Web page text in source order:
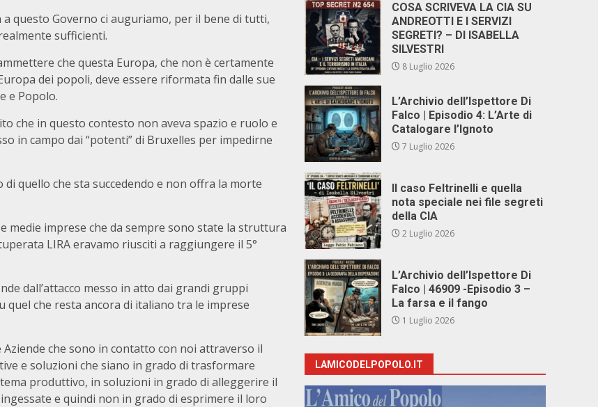
questo Governo ci auguriamo, per il bene di tutti,
sufficienti.
che questa Europa, che non è certamente
dei popoli, deve essere riformata fin dalle sue
e Popolo.
che in questo contesto non aveva spazio e ruolo e
in campo dai “potenti” di Bruxelles per impedirne
quello che sta succedendo e non offra la morte
medie imprese che da sempre sono state la struttura
LIRA eravamo riusciti a raggiungere il 5°
dall’attacco messo in atto dai grandi gruppi
che resta ancora di italiano tra le imprese
che sono in contatto con noi attraverso il
e soluzioni che siano in grado di trasformare
produttivo, in soluzioni in grado di alleggerire il
e quindi non in grado di esprimere il loro
COSA SCRIVEVA LA CIA SU
ANDREOTTI E I SERVIZI
SEGRETI? – DI ISABELLA
SILVESTRI
8 Luglio 2026
L’Archivio dell’Ispettore Di
Falco | Episodio 4: L’Arte di
Catalogare l’Ignoto
7 Luglio 2026
Il caso Feltrinelli e quella
nota speciale nei file segreti
della CIA
2 Luglio 2026
L’Archivio dell’Ispettore Di
Falco | 46909 -Episodio 3 –
La farsa e il fango
1 Luglio 2026
LAMICODELPOPOLO.IT